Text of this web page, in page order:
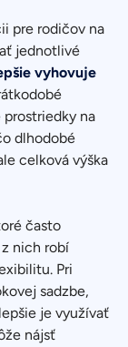
pre rodičov na
jednotlivé
vyhovuje
na
dlhodobé
celková výška
často
nich robí
Pri
sadzbe,
je využívať
nájsť